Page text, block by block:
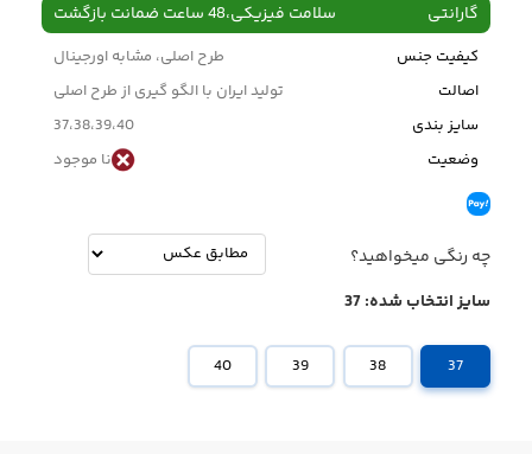
گارانتی سلامت فیزیکی،48 ساعت ضمانت بازگشت
کیفیت جنس
طرح اصلی، مشابه اورجینال
اصالت
تولید ایران با الگو گیری از طرح اصلی
سایز بندی
37،38،39،40
وضعیت
نا موجود
چه رنگی میخواهید؟
سایز انتخاب شده:37
37
38
39
40